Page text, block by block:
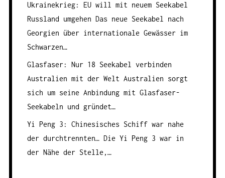
Ukrainekrieg: EU will mit neuem Seekabel
Russland umgehen Das neue Seekabel nach
Georgien über internationale Gewässer im
Schwarzen…
Glasfaser: Nur 18 Seekabel verbinden
Australien mit der Welt Australien sorgt
sich um seine Anbindung mit Glasfaser-
Seekabeln und gründet…
Yi Peng 3: Chinesisches Schiff war nahe
der durchtrennten…Die Yi Peng 3 war in
der Nähe der Stelle,…